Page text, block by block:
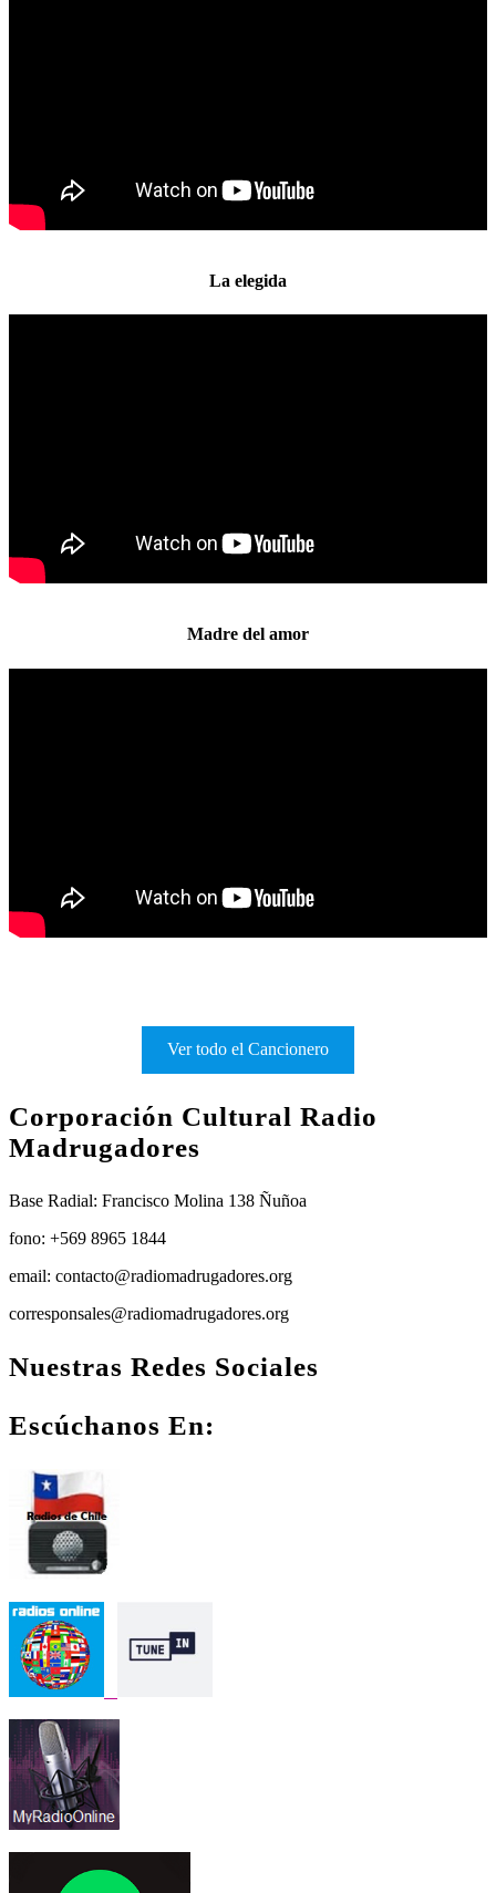
La elegida
Madre del amor
Ver todo el Cancionero
Corporación Cultural Radio
Madrugadores
Base Radial: Francisco Molina 138 Ñuñoa
fono: +569 8965 1844
email: contacto@radiomadrugadores.org
corresponsales@radiomadrugadores.org
Nuestras Redes Sociales
Facebook
Instagram
Youtube
Escúchanos En: